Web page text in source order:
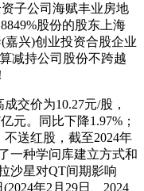
子公司海赋丰业房地
股份的股东上海
兴)创业投资合股企业
减持公司股份不跨越
交价为10.27元/股，
元。同比下降1.97%；
送红股，截至2024年
一种学问库建立方式和
沙星对QT间期影响
年2月29日、2024